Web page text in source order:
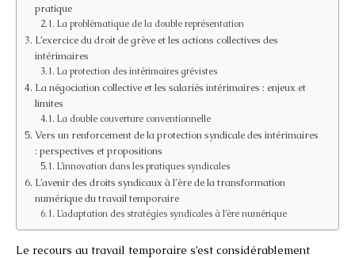
pratique
La problématique de la double représentation
L’exercice du droit de grève et les actions collectives des
intérimaires
La protection des intérimaires grévistes
La négociation collective et les salariés intérimaires : enjeux et
limites
La double couverture conventionnelle
Vers un renforcement de la protection syndicale des intérimaires
: perspectives et propositions
L’innovation dans les pratiques syndicales
L’avenir des droits syndicaux à l’ère de la transformation
numérique du travail temporaire
L’adaptation des stratégies syndicales à l’ère numérique
Le recours au travail temporaire s’est considérablement